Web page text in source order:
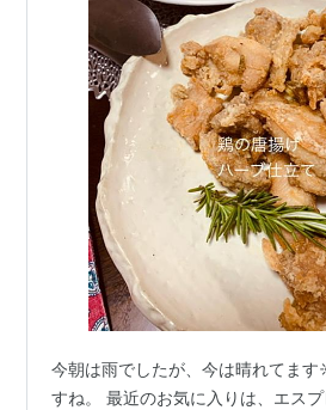
今朝は雨でしたが、今は晴れてま
すね。 最近のお気に入りは、エス